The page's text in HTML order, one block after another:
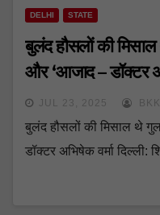
DELHI STATE
बुलंद हौसलों की
और ‘आजाद – डॉक्टर
JUL 23, 2025
बुलंद हौसलों की मिसाल थे
डॉक्टर अभिषेक वर्मा